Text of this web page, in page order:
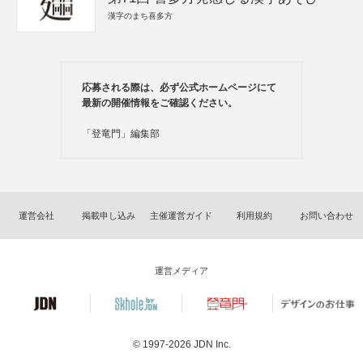
漢字のまち喜多方
応募される際は、必ず公式ホームページにて
最新の開催情報をご確認ください。
「登竜門」編集部
運営会社 掲載申し込み 主催運営ガイド 利用規約 お問い合わせ
運営メディア
© 1997-2026 JDN Inc.